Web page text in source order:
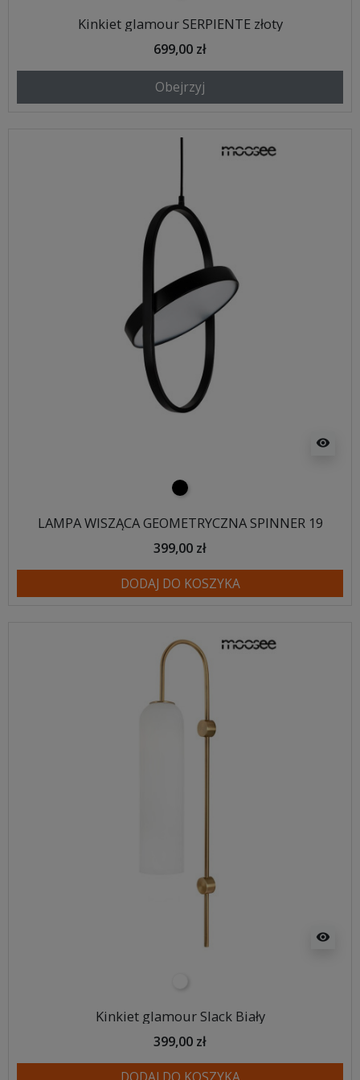
Kinkiet glamour SERPIENTE złoty
699,00 zł
Obejrzyj
visibility
czarny
LAMPA WISZĄCA GEOMETRYCZNA SPINNER 19
399,00 zł
DODAJ DO KOSZYKA
visibility
Kinkiet glamour Slack Biały
399,00 zł